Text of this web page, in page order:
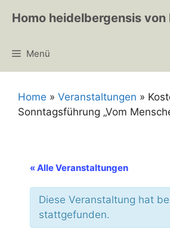
InhaltHomo heidelbergensis von
Menü
Home » Veranstaltungen »
Sonntagsführung „Vom
« Alle Veranstaltungen
Diese Veranstaltung hat
stattgefunden.